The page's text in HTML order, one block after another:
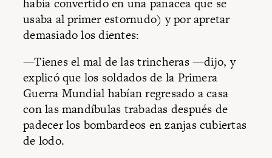
había convertido en una panacea que se
usaba al primer estornudo) y por apretar
demasiado los dientes:
—Tienes el mal de las trincheras —dijo, y
explicó que los soldados de la Primera
Guerra Mundial habían regresado a casa
con las mandíbulas trabadas después de
padecer los bombardeos en zanjas cubiertas
de lodo.